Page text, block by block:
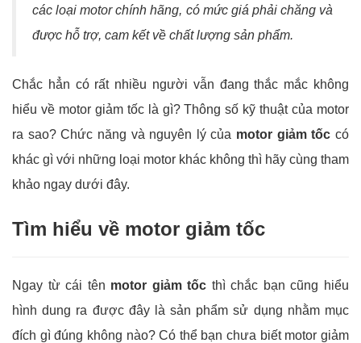
các loại motor chính hãng, có mức giá phải chăng và
được hỗ trợ, cam kết về chất lượng sản phẩm.
Chắc hẳn có rất nhiều người vẫn đang thắc mắc không
hiểu về motor giảm tốc là gì? Thông số kỹ thuật của motor
ra sao? Chức năng và nguyên lý của motor giảm tốc có
khác gì với những loại motor khác không thì hãy cùng tham
khảo ngay dưới đây.
Tìm hiểu về motor giảm tốc
Ngay từ cái tên motor giảm tốc thì chắc bạn cũng hiểu
hình dung ra được đây là sản phẩm sử dụng nhằm mục
đích gì đúng không nào? Có thể bạn chưa biết motor giảm